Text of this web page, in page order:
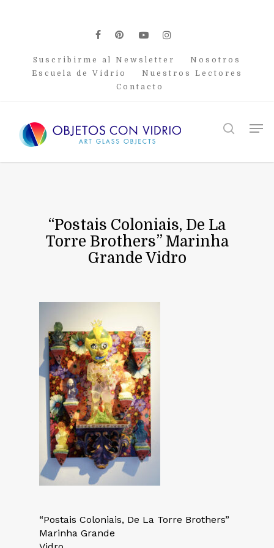
facebook
pinterest
youtubeinstagram
Suscribirme al Newsletter
Nosotros
Escuela de Vidrio
Nuestros Lectores
Contacto
search
“Postais Coloniais, De La
Torre Brothers” Marinha
Grande Vidro
“Postais Coloniais, De La Torre Brothers”
Marinha Grande